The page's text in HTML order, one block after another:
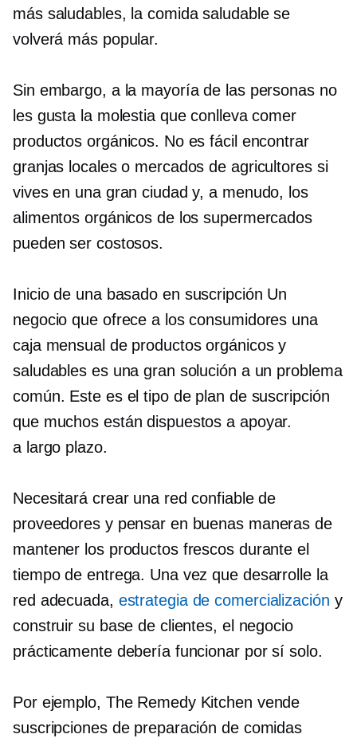
más saludables, la comida saludable se
volverá más popular.
Sin embargo, a la mayoría de las personas no
les gusta la molestia que conlleva comer
productos orgánicos. No es fácil encontrar
granjas locales o mercados de agricultores si
vives en una gran ciudad y, a menudo, los
alimentos orgánicos de los supermercados
pueden ser costosos.
Inicio de una basado en suscripción Un
negocio que ofrece a los consumidores una
caja mensual de productos orgánicos y
saludables es una gran solución a un problema
común. Este es el tipo de plan de suscripción
que muchos están dispuestos a apoyar.
a largo plazo.
Necesitará crear una red confiable de
proveedores y pensar en buenas maneras de
mantener los productos frescos durante el
tiempo de entrega. Una vez que desarrolle la
red adecuada, estrategia de comercialización y
construir su base de clientes, el negocio
prácticamente debería funcionar por sí solo.
Por ejemplo, The Remedy Kitchen vende
suscripciones de preparación de comidas